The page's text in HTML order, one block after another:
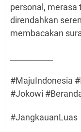
personal, merasa
direndahkan
membacakan
#MajuIndonesia
#Jokowi
#JangkauanLuas